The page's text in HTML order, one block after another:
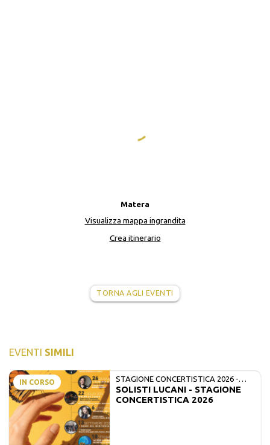
Matera
Visualizza mappa ingrandita
Crea itinerario
TORNA AGLI EVENTI
EVENTI SIMILI
IN CORSO
STAGIONE CONCERTISTICA 2026 -
MATE E SOLISTI LUCANI
SOLISTI LUCANI - STAGIONE
CONCERTISTICA 2026